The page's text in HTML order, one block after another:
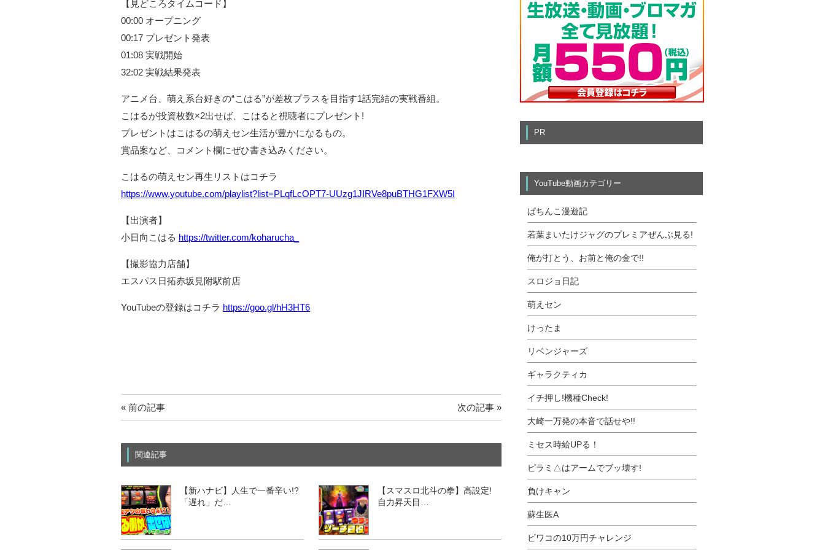
【見どころタイムコード】
00:00 オープニング
00:17 プレゼント発表
01:08 実戦開始
32:02 実戦結果発表
アニメ台、萌え系台好きの“こはる”が差枚プラスを目指す1話完結の実戦番組。
こはるが投資枚数×2出せば、こはると視聴者にプレゼント!
プレゼントはこはるの萌えセン生活が豊かになるもの。
賞品案など、コメント欄にぜひ書き込みください。
こはるの萌えセン再生リストはコチラ
https://www.youtube.com/playlist?list=PLqfLcOPT7-UUzg1JIRVe8puBTHG1FXW5I
【出演者】
小日向こはる https://twitter.com/koharucha_
【撮影協力店舗】
エスパス日拓赤坂見附駅前店
YouTubeの登録はコチラ https://goo.gl/hH3HT6
« 前の記事 次の記事 »
関連記事
【新ハナビ】人生で一番辛い!?
「遅れ」だ…
【スマスロ北斗の拳】高設定!
自力昇天目…
PR
YouTube動画カテゴリー
ぱちんこ漫遊記
若葉まいたけジャグのプレミアぜんぶ見る!
俺が打とう、お前と俺の金で!!
スロジョ日記
萌えセン
けったま
リベンジャーズ
ギャラクティカ
イチ押し!機種Check!
大崎一万発の本音で話せや!!
ミセス時給UPる！
ピラミ△はアームでブッ壊す!
負けキャン
蘇生医A
ビワコの10万円チャレンジ